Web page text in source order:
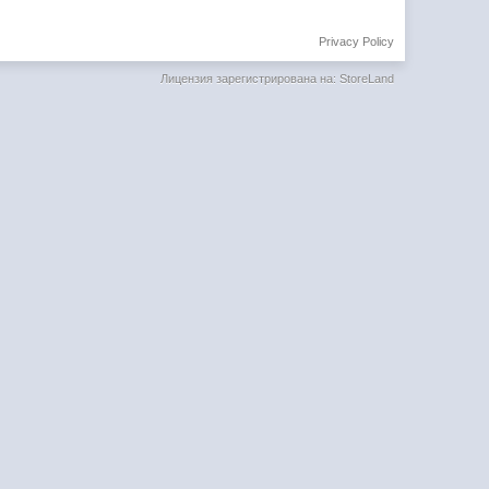
Privacy Policy
Лицензия зарегистрирована на: StoreLand